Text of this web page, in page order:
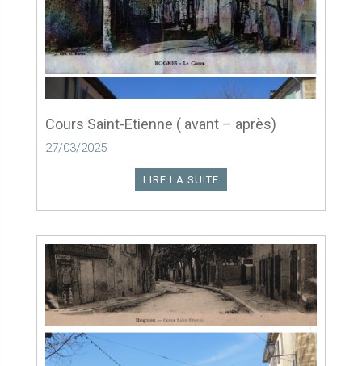
Cours Saint-Etienne ( avant – après)
27/03/2025
LIRE LA SUITE